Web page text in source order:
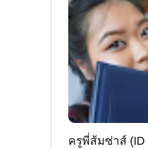
ครูพี่ส้มซ่าส์ (ID